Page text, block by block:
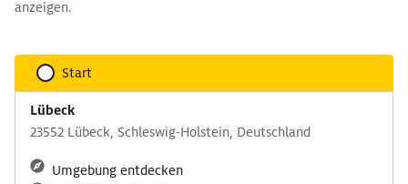
anzeigen.
Start
Lübeck
23552 Lübeck, Schleswig-Holstein, Deutschland
Umgebung entdecken